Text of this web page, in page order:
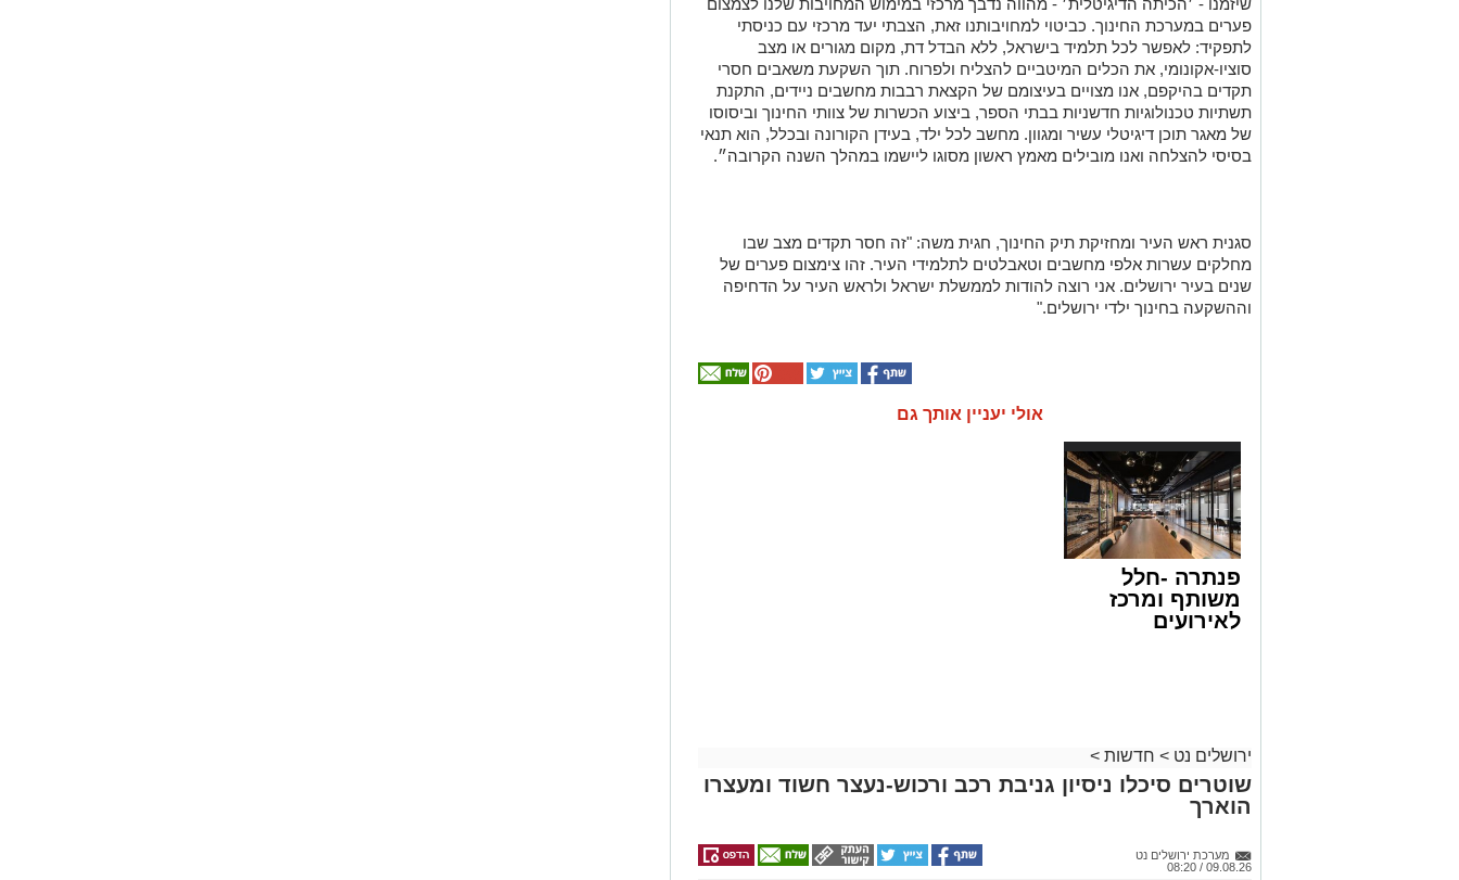
פערים במערכת החינוך. כביטוי למחויבותנו זאת, הצבתי יעד מרכזי עם כניסתי
לתפקיד: לאפשר לכל תלמיד בישראל, ללא הבדל דת, מקום מגורים או מצב
סוציו-אקונומי, את הכלים המיטביים להצליח ולפרוח. תוך השקעת משאבים חסרי
תקדים בהיקפם, אנו מצויים בעיצומם של הקצאת רבבות מחשבים ניידים, התקנת
תשתיות טכנולוגיות חדשניות בבתי הספר, ביצוע הכשרות של צוותי החינוך וביסוסו
של מאגר תוכן דיגיטלי עשיר ומגוון. מחשב לכל ילד, בעידן הקורונה ובכלל, הוא תנאי
בסיסי להצלחה ואנו מובילים מאמץ ראשון מסוגו ליישמו במהלך השנה הקרובה״.
סגנית ראש העיר ומחזיקת תיק החינוך, חגית משה: "זה חסר תקדים מצב שבו
מחלקים עשרות אלפי מחשבים וטאבלטים לתלמידי העיר. זהו צימצום פערים של
שנים בעיר ירושלים. אני רוצה להודות לממשלת ישראל ולראש העיר על הדחיפה
וההשקעה בחינוך ילדי ירושלים."
אולי יעניין אותך גם
פנתרה -חלל
משותף ומרכז
לאירועים
ירושלים נט > חדשות >
שוטרים סיכלו ניסיון גניבת רכב ורכוש-נעצר חשוד ומעצרו
הוארך
מערכת ירושלים נט
09.08.26 / 08:20